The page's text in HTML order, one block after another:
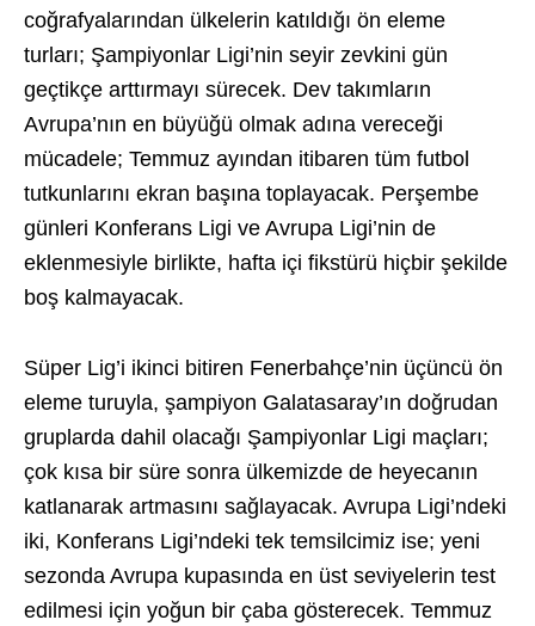
coğrafyalarından ülkelerin katıldığı ön eleme
turları; Şampiyonlar Ligi’nin seyir zevkini gün
geçtikçe arttırmayı sürecek. Dev takımların
Avrupa’nın en büyüğü olmak adına vereceği
mücadele; Temmuz ayından itibaren tüm futbol
tutkunlarını ekran başına toplayacak. Perşembe
günleri Konferans Ligi ve Avrupa Ligi’nin de
eklenmesiyle birlikte, hafta içi fikstürü hiçbir şekilde
boş kalmayacak.
Süper Lig’i ikinci bitiren Fenerbahçe’nin üçüncü ön
eleme turuyla, şampiyon Galatasaray’ın doğrudan
gruplarda dahil olacağı Şampiyonlar Ligi maçları;
çok kısa bir süre sonra ülkemizde de heyecanın
katlanarak artmasını sağlayacak. Avrupa Ligi’ndeki
iki, Konferans Ligi’ndeki tek temsilcimiz ise; yeni
sezonda Avrupa kupasında en üst seviyelerin test
edilmesi için yoğun bir çaba gösterecek. Temmuz